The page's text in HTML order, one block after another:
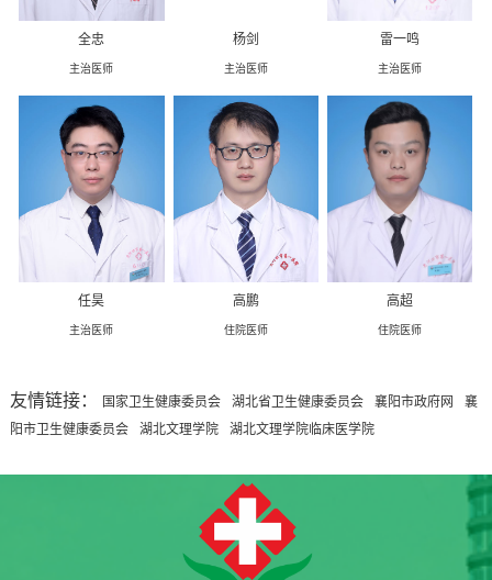
全忠
主治医师
杨剑
主治医师
雷一鸣
主治医师
任昊
主治医师
高鹏
住院医师
高超
住院医师
友情链接： 国家卫生健康委员会 湖北省卫生健康委员会 襄阳市政府网
襄
阳市卫生健康委员会
湖北文理学院 湖北文理学院临床医学院